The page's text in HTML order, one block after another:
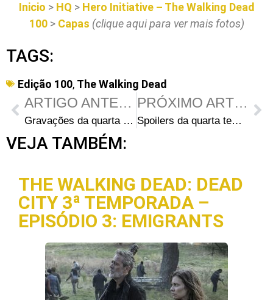
Inicio > HQ > Hero Initiative – The Walking Dead
100> Capas (clique aqui para ver mais fotos)
TAGS:
Edição 100, The Walking Dead
ARTIGO ANTERIOR
Gravações da quarta temporada na Avenida Dolly Nixon na terça-feira
PRÓXIMO ARTIGO
Spoilers da quarta temporada de The Walking Dead: Título do episódio 4 e novidades no elenco
VEJA TAMBÉM:
THE WALKING DEAD: DEAD
CITY 3ª TEMPORADA –
EPISÓDIO 3: EMIGRANTS